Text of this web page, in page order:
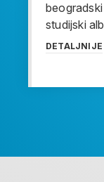
studijski
DETALJNIJE